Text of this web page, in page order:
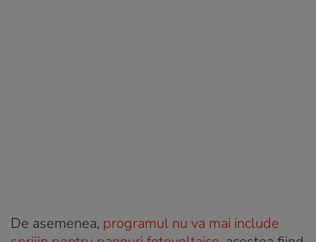
De asemenea, programul nu va mai include